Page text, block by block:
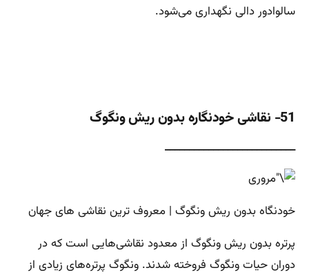
سالوادور دالی نگهداری می‌شود.
51- نقاشی خودنگاره بدون ریش ونگوگ
___________________________
خودنگاه بدون ریش ونگوگ | معروف ترین نقاشی های جهان
پرتره بدون ریش ونگوگ از معدود نقاشی‌هایی است که در
دوران حیات ونگوگ فروخته شدند. ونگوگ پرتره‌های زیادی از